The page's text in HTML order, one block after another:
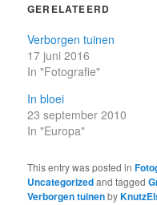
GERELATEERD
Verborgen tuinen
17 juni 2016
In "Fotografie"
In bloei
23 september 2010
In "Europa"
This entry was posted in
Uncategorizedand tagged
Verborgen tuinenby